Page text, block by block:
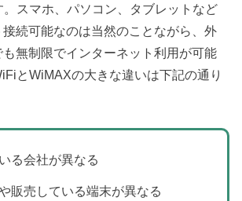
スマホ、パソコン、タブレットなど
続可能なのは当然のことながら、外
無制限でインターネット利用が可能
とWiMAXの大きな違いは下記の通り
る会社が異なる
販売している端末が異なる